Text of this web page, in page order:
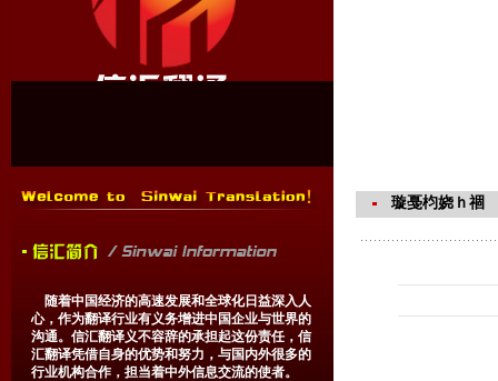
随着中国经济的高速发展和全球化日益深入人
心，作为翻译行业有义务增进中国企业与世界的
沟通。信汇翻译义不容辞的承担起这份责任，信
汇翻译凭借自身的优势和努力，与国内外很多的
行业机构合作，担当着中外信息交流的使者。
璇戞枃娆ｈ祻